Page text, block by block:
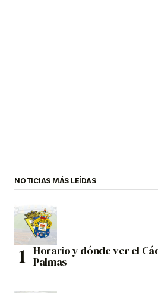
NOTICIAS MÁS LEÍDAS
Horario y dónde ver el
Palmas